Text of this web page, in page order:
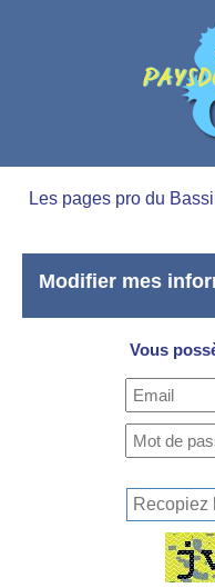
Les pages pro du
Modifier mes
Vous